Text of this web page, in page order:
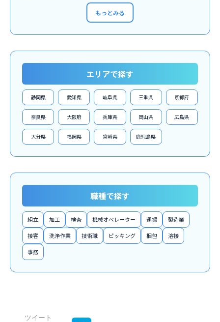
もっとみる
エリアで探す
静岡県 愛知県 岐阜県 三重県 京都府
奈良県 大阪府 兵庫県 岡山県 広島県
大分県 福岡県 宮崎県 鹿児島県
職種で探す
組立 加工 検査 機械オペレーター 運搬 製造業
接客 洗浄作業 技術職 ピッキング 梱包 溶接
事務
ツイート